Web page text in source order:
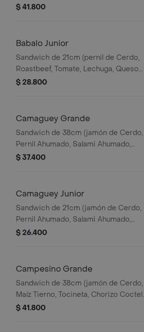
Mozzarella, Salsa BBQ y Salsa de Ajo)
$ 41.800
Babalo Junior
Sandwich de 21cm (pernil de Cerdo,
Roastbeef, Tomate, Lechuga, Queso
Mozzarella, Salsa BBQ y Salsa de Ajo).
$ 28.800
Camaguey Grande
Sandwich de 38cm (jamón de Cerdo,
Pernil Ahumado, Salami Ahumado,
Tomate, Pepinillos Agridulces, Queso
$ 37.400
Camaguey Junior
Sandwich de 21cm (jamón de Cerdo,
Pernil Ahumado, Salami Ahumado,
Tomate, Pepinillos Agridulces, Queso
$ 26.400
Campesino Grande
Sandwich de 38cm (jamón de Cerdo,
Maíz Tierno, Tocineta, Chorizo Coctel,
Lechuga, Queso Mozzarella y Salsa de
$ 41.800